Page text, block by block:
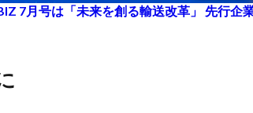
7月号は「未来を創る輸送改革」 先行企